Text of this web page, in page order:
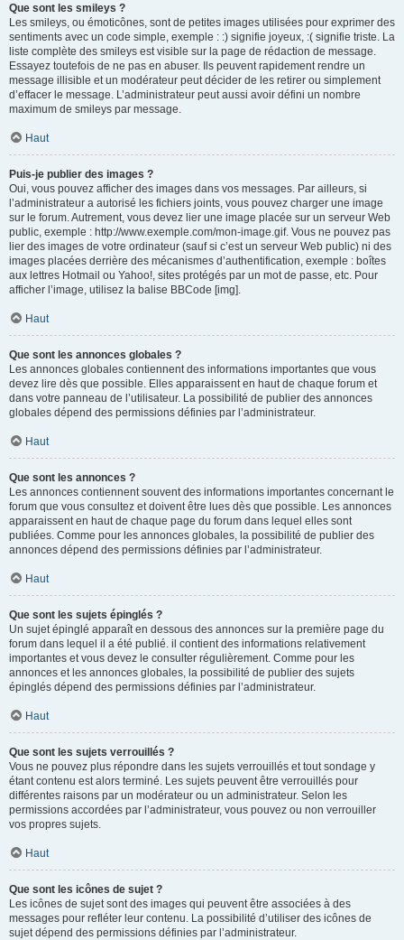
Que sont les smileys ?
Les smileys, ou émoticônes, sont de petites images utilisées pour exprimer des
sentiments avec un code simple, exemple : :) signifie joyeux, :( signifie triste. La
liste complète des smileys est visible sur la page de rédaction de message.
Essayez toutefois de ne pas en abuser. Ils peuvent rapidement rendre un
message illisible et un modérateur peut décider de les retirer ou simplement
d’effacer le message. L’administrateur peut aussi avoir défini un nombre
maximum de smileys par message.
Haut
Puis-je publier des images ?
Oui, vous pouvez afficher des images dans vos messages. Par ailleurs, si
l’administrateur a autorisé les fichiers joints, vous pouvez charger une image
sur le forum. Autrement, vous devez lier une image placée sur un serveur Web
public, exemple : http://www.exemple.com/mon-image.gif. Vous ne pouvez pas
lier des images de votre ordinateur (sauf si c’est un serveur Web public) ni des
images placées derrière des mécanismes d’authentification, exemple : boîtes
aux lettres Hotmail ou Yahoo!, sites protégés par un mot de passe, etc. Pour
afficher l’image, utilisez la balise BBCode [img].
Haut
Que sont les annonces globales ?
Les annonces globales contiennent des informations importantes que vous
devez lire dès que possible. Elles apparaissent en haut de chaque forum et
dans votre panneau de l’utilisateur. La possibilité de publier des annonces
globales dépend des permissions définies par l’administrateur.
Haut
Que sont les annonces ?
Les annonces contiennent souvent des informations importantes concernant le
forum que vous consultez et doivent être lues dès que possible. Les annonces
apparaissent en haut de chaque page du forum dans lequel elles sont
publiées. Comme pour les annonces globales, la possibilité de publier des
annonces dépend des permissions définies par l’administrateur.
Haut
Que sont les sujets épinglés ?
Un sujet épinglé apparaît en dessous des annonces sur la première page du
forum dans lequel il a été publié. il contient des informations relativement
importantes et vous devez le consulter régulièrement. Comme pour les
annonces et les annonces globales, la possibilité de publier des sujets
épinglés dépend des permissions définies par l’administrateur.
Haut
Que sont les sujets verrouillés ?
Vous ne pouvez plus répondre dans les sujets verrouillés et tout sondage y
étant contenu est alors terminé. Les sujets peuvent être verrouillés pour
différentes raisons par un modérateur ou un administrateur. Selon les
permissions accordées par l’administrateur, vous pouvez ou non verrouiller
vos propres sujets.
Haut
Que sont les icônes de sujet ?
Les icônes de sujet sont des images qui peuvent être associées à des
messages pour refléter leur contenu. La possibilité d’utiliser des icônes de
sujet dépend des permissions définies par l’administrateur.